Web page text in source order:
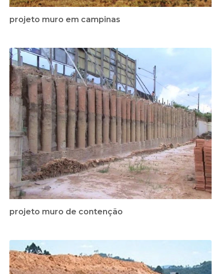
projeto muro em campinas
projeto muro de contenção